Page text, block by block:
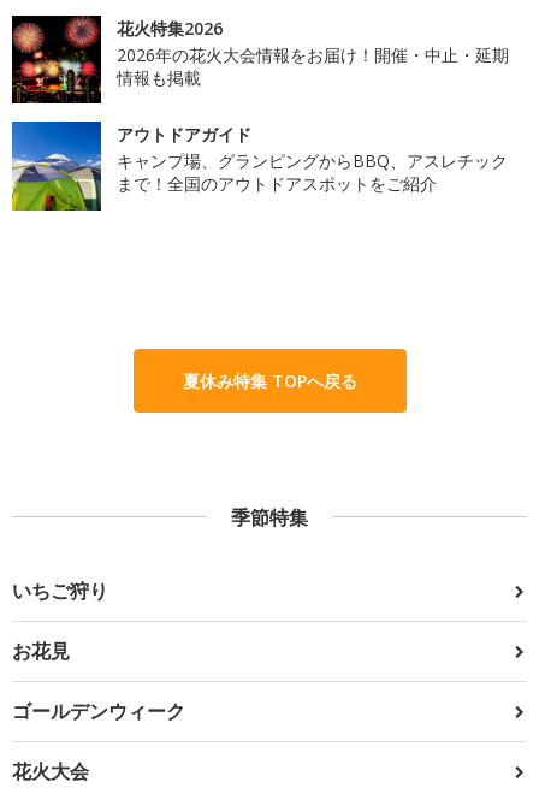
花火特集2026
2026年の花火大会情報をお届け！開催・中止・延期
情報も掲載
アウトドアガイド
キャンプ場、グランピングからBBQ、アスレチック
まで！全国のアウトドアスポットをご紹介
夏休み特集 TOPへ戻る
季節特集
いちご狩り
お花見
ゴールデンウィーク
花火大会